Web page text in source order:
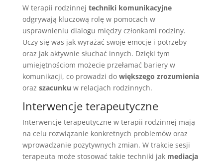
W terapii rodzinnej techniki komunikacyjne
odgrywają kluczową rolę w pomocach w
usprawnieniu dialogu między członkami rodziny.
Uczy się was jak wyrażać swoje emocje i potrzeby
oraz jak aktywnie słuchać innych. Dzięki tym
umiejętnościom możecie przełamać bariery w
komunikacji, co prowadzi do większego zrozumienia
oraz szacunku w relacjach rodzinnych.
Interwencje terapeutyczne
Interwencje terapeutyczne w terapii rodzinnej mają
na celu rozwiązanie konkretnych problemów oraz
wprowadzanie pozytywnych zmian. W trakcie sesji
terapeuta może stosować takie techniki jak mediacja